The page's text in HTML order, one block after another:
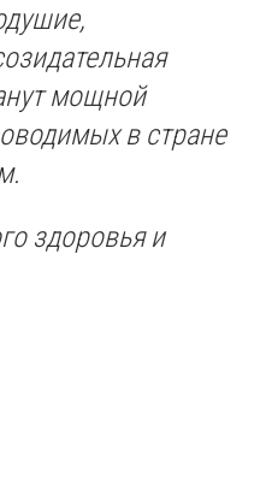
мощной
в стране
здоровья и